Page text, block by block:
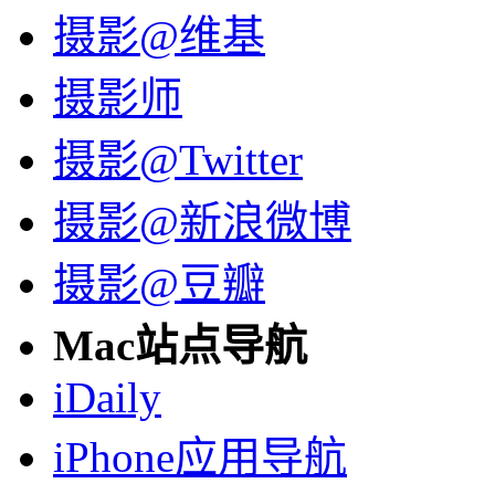
摄影@维基
摄影师
摄影@Twitter
摄影@新浪微博
摄影@豆瓣
Mac站点导航
iDaily
iPhone应用导航